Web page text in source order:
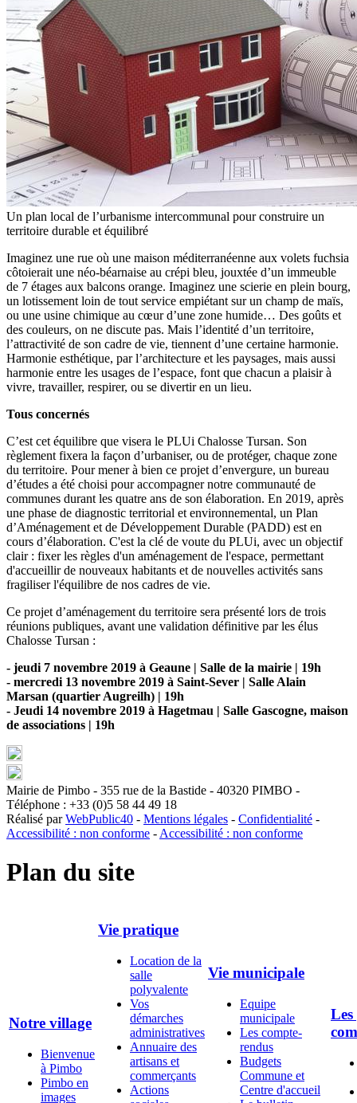
Un plan local de l’urbanisme intercommunal pour construire un
territoire durable et équilibré
Imaginez une rue où une maison méditerranéenne aux volets fuchsia
côtoierait une néo-béarnaise au crépi bleu, jouxtée d’un immeuble
de 7 étages aux balcons orange. Imaginez une scierie en plein bourg,
un lotissement loin de tout service empiétant sur un champ de maïs,
ou une usine chimique au cœur d’une zone humide… Des goûts et
des couleurs, on ne discute pas. Mais l’identité d’un territoire,
l’attractivité de son cadre de vie, tiennent d’une certaine harmonie.
Harmonie esthétique, par l’architecture et les paysages, mais aussi
harmonie entre les usages de l’espace, font que chacun a plaisir à
vivre, travailler, respirer, ou se divertir en un lieu.
Tous concernés
C’est cet équilibre que visera le PLUi Chalosse Tursan. Son
règlement fixera la façon d’urbaniser, ou de protéger, chaque zone
du territoire. Pour mener à bien ce projet d’envergure, un bureau
d’études a été choisi pour accompagner notre communauté de
communes durant les quatre ans de son élaboration. En 2019, après
une phase de diagnostic territorial et environnemental, un Plan
d’Aménagement et de Développement Durable (PADD) est en
cours d’élaboration. C'est la clé de voute du PLUi, avec un objectif
clair : fixer les règles d'un aménagement de l'espace, permettant
d'accueillir de nouveaux habitants et de nouvelles activités sans
fragiliser l'équilibre de nos cadres de vie.
Ce projet d’aménagement du territoire sera présenté lors de trois
réunions publiques, avant une validation définitive par les élus
Chalosse Tursan :
- jeudi 7 novembre 2019 à Geaune | Salle de la mairie | 19h
- mercredi 13 novembre 2019 à Saint-Sever | Salle Alain
Marsan (quartier Augreilh) | 19h
- Jeudi 14 novembre 2019 à Hagetmau | Salle Gascogne, maison
de associations | 19h
Mairie de Pimbo - 355 rue de la Bastide - 40320 PIMBO -
Téléphone : +33 (0)5 58 44 49 18
Réalisé parWebPublic40 - Mentions légales - Confidentialité -
Accessibilité : non conforme - Accessibilité : non conforme
Plan du site
Notre village
Bienvenue
à Pimbo
Pimbo en
images
Vie pratique
Location de la
salle
polyvalente
Vos
démarches
administratives
Annuaire des
artisans et
commerçants
Actions
Vie municipale
Equipe
municipale
Les compte-
rendus
Budgets
Commune et
Centre d'accueil
Les